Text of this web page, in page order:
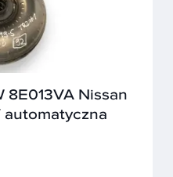
8E013VA Nissan
automatyczna